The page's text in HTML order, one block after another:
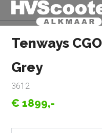
Tenways
Grey
3612
€ 1899,-